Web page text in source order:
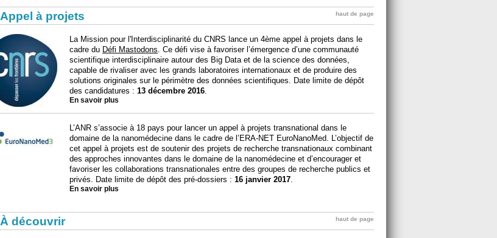
Appel à projets haut de page
La Mission pour l'Interdisciplinarité du CNRS lance un 4ème appel à projets dans le
cadre du Défi Mastodons . Ce défi vise à favoriser l’émergence d’une communauté
scientifique interdisciplinaire autour des Big Data et de la science des données,
capable de rivaliser avec les grands laboratoires internationaux et de produire des
solutions originales sur le périmètre des données scientifiques. Date limite de dépôt
des candidatures : 13 décembre 2016
En savoir plus
L’ANR s’associe à 18 pays pour lancer un appel à projets transnational dans le
domaine de la nanomédecine dans le cadre de l’ERA-NET EuroNanoMed. L’objectif de
cet appel à projets est de soutenir des projets de recherche transnationaux combinant
des approches innovantes dans le domaine de la nanomédecine et d’encourager et
favoriser les collaborations transnationales entre des groupes de recherche publics et
privés. Date limite de dépôt des pré-dossiers : 16 janvier 2017
En savoir plus
À découvrir haut de page